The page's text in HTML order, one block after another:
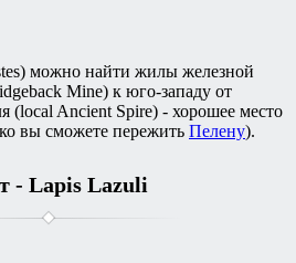
можно найти жилы железной
Mine) к юго-западу от
(local Ancient Spire) - хорошее место
вы сможете пережить Пелену).
- Lapis Lazuli